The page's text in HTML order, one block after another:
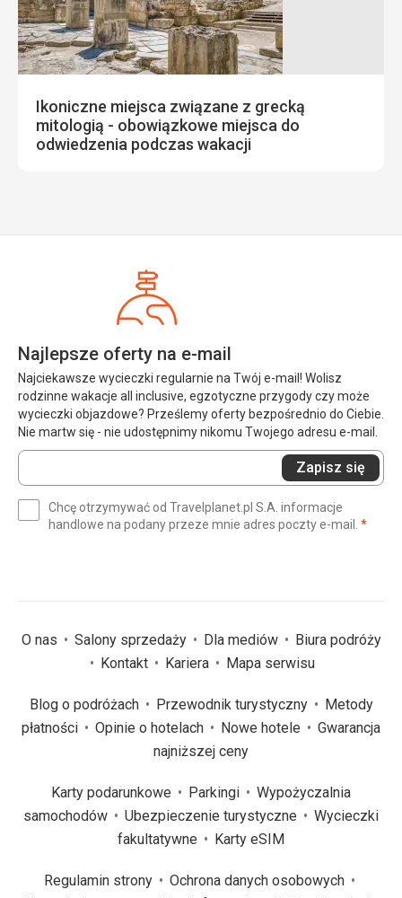
Ikoniczne miejsca związane z grecką
mitologią - obowiązkowe miejsca do
odwiedzenia podczas wakacji
Najlepsze oferty na e-mail
Najciekawsze wycieczki regularnie na Twój e-mail! Wolisz
rodzinne wakacje all inclusive, egzotyczne przygody czy może
wycieczki objazdowe? Prześlemy oferty bezpośrednio do Ciebie.
Nie martw się - nie udostępnimy nikomu Twojego adresu e-mail.
Wprowadź
swój
(wymagane)
Zapisz się
Chcę otrzymywać od Travelplanet.pl S.A. informacje
handlowe na podany przeze mnie adres poczty e-mail. *
O nas Salony sprzedaży Dla mediów
Biura podróży
Kontakt
Kariera Mapa serwisu
Blog o podróżach Przewodnik turystyczny
Metody
płatności
Opinie o hotelach Nowe hotele
Gwarancja
najniższej ceny
Karty podarunkowe Parkingi
Wypożyczalnia
samochodów
Ubezpieczenie turystyczne
Wycieczki
fakultatywne
Karty eSIM
Regulamin strony
Ochrona danych osobowych